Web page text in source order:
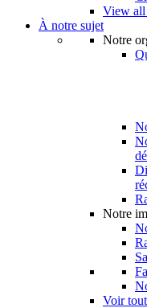
View all
À notre sujet
Notre
Notre
Voir tout